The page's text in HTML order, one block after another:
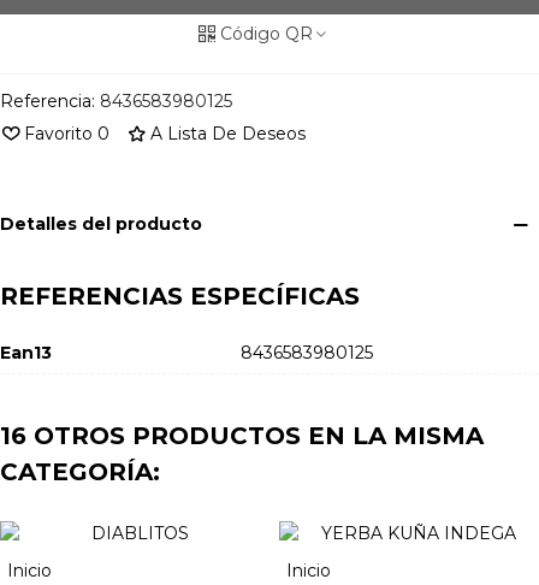
Código QR
Referencia: 8436583980125
Favorito 0 A Lista De Deseos
Detalles del producto
REFERENCIAS ESPECÍFICAS
Ean13 8436583980125
16 OTROS PRODUCTOS EN LA MISMA
CATEGORÍA:
Inicio Inicio